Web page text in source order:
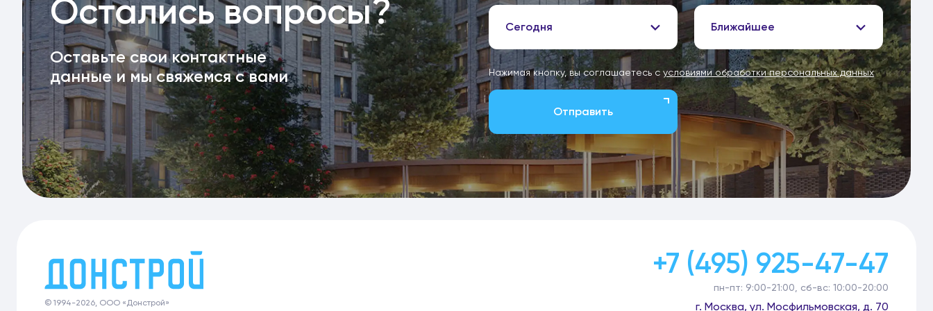
Остались вопросы?
Оставьте свои контактные
данные и мы свяжемся с вами
Сегодня Ближайшее
Нажимая кнопку, вы соглашаетесь с условиями обработки персональных данных
Отправить
© 1994-2026, ООО «Донстрой»
+7 (495) 925-47-47
пн-пт: 9:00-21:00, сб-вс: 10:00-20:00
г. Москва, ул. Мосфильмовская, д. 70